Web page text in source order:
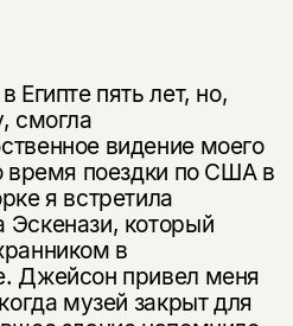
Египте пять лет, но,
смогла
видение моего
время поездки по США в
я встретила
который
в
Джейсон привел меня
музей закрыт для